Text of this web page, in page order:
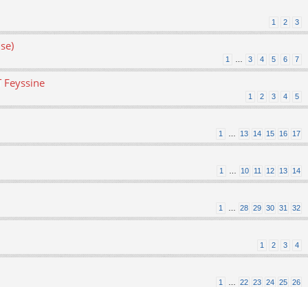
1 2 3
1 3 4 5 6 7
Feyssine
1 2 3 4 5
1 13 14 15 16 17
1 10 11 12 13 14
1 28 29 30 31 32
1 2 3 4
1 22 23 24 25 26